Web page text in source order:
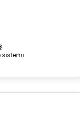
sistemi